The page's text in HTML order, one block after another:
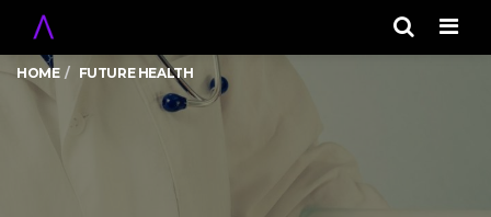
HOME FUTURE HEALTH